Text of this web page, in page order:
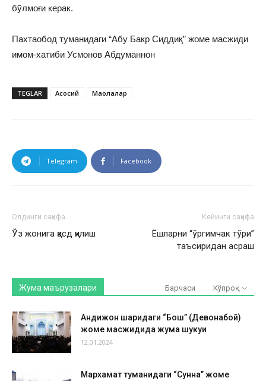
бўлмоғи керак.
Пахтаобод туманидаги “Абу Бакр Сиддиқ” жоме масжиди
имом-хатиби Усмонов Абдуманнон
TEGLAR Асосий Мақолалар
Telegram Facebook
Олдинги саҳифа
Ўз жонига қасд қилиш
Кейинги саҳифа
Ёшларни “ўргимчак тўри”
таъсиридан асраш
Жума маърузалари Барчаси Кўпроқ
Андижон шаҳридаги “Бош” (Девонабой)
жоме масжидида жума шукуҳи
12.01.2024
Мархамат туманидаги “Сунна” жоме